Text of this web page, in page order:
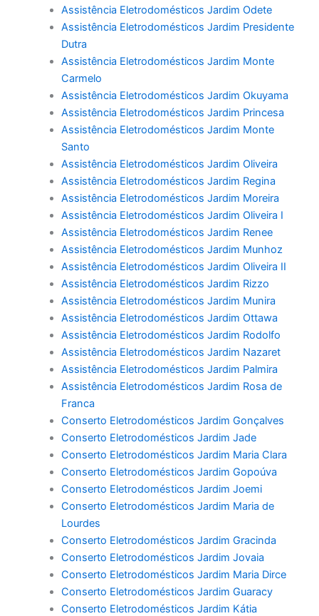
Assistência Eletrodomésticos Jardim Odete
Assistência Eletrodomésticos Jardim Presidente
Dutra
Assistência Eletrodomésticos Jardim Monte
Carmelo
Assistência Eletrodomésticos Jardim Okuyama
Assistência Eletrodomésticos Jardim Princesa
Assistência Eletrodomésticos Jardim Monte
Santo
Assistência Eletrodomésticos Jardim Oliveira
Assistência Eletrodomésticos Jardim Regina
Assistência Eletrodomésticos Jardim Moreira
Assistência Eletrodomésticos Jardim Oliveira I
Assistência Eletrodomésticos Jardim Renee
Assistência Eletrodomésticos Jardim Munhoz
Assistência Eletrodomésticos Jardim Oliveira II
Assistência Eletrodomésticos Jardim Rizzo
Assistência Eletrodomésticos Jardim Munira
Assistência Eletrodomésticos Jardim Ottawa
Assistência Eletrodomésticos Jardim Rodolfo
Assistência Eletrodomésticos Jardim Nazaret
Assistência Eletrodomésticos Jardim Palmira
Assistência Eletrodomésticos Jardim Rosa de
Franca
Conserto Eletrodomésticos Jardim Gonçalves
Conserto Eletrodomésticos Jardim Jade
Conserto Eletrodomésticos Jardim Maria Clara
Conserto Eletrodomésticos Jardim Gopoúva
Conserto Eletrodomésticos Jardim Joemi
Conserto Eletrodomésticos Jardim Maria de
Lourdes
Conserto Eletrodomésticos Jardim Gracinda
Conserto Eletrodomésticos Jardim Jovaia
Conserto Eletrodomésticos Jardim Maria Dirce
Conserto Eletrodomésticos Jardim Guaracy
Conserto Eletrodomésticos Jardim Kátia